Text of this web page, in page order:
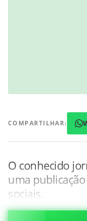
COMPARTILHAR:
O conhecido
uma
sociais.